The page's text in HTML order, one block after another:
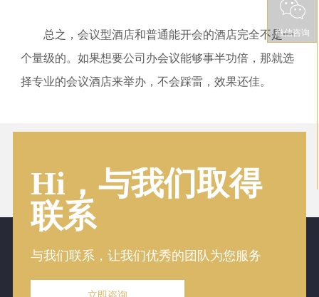
总之，会议型酒店和普通能开会的酒店完全不是一
个量级的。如果想要公司办会议能够事半功倍，那就选
择专业的会议酒店来举办，不会踩雷，效果还佳。
Hi，与我们取得
联系
与我们联系，让我们优秀的团队为您服务
微信咨询